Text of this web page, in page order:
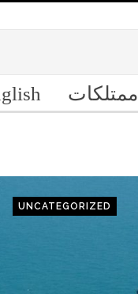
ممتلكات
UNCATEGORIZED